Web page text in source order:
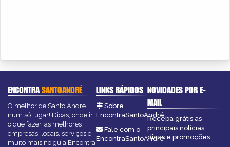
ENCONTRASANTOANDRÉ
O melhor de Santo André
num só lugar! Dicas, onde ir,
o que fazer, as melhores
empresas, locais, serviços e
muito mais no guia Encontra
LINKS RÁPIDOS
Sobre
EncontraSantoAndré
Fale com o
EncontraSantoAndré
NOVIDADES POR E-
MAIL
Receba grátis as
principais notícias,
dicas e promoções